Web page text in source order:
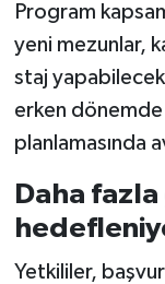
Program
yeni mezunlar,
staj
erken
planlamasında
Daha
Yetkililer,